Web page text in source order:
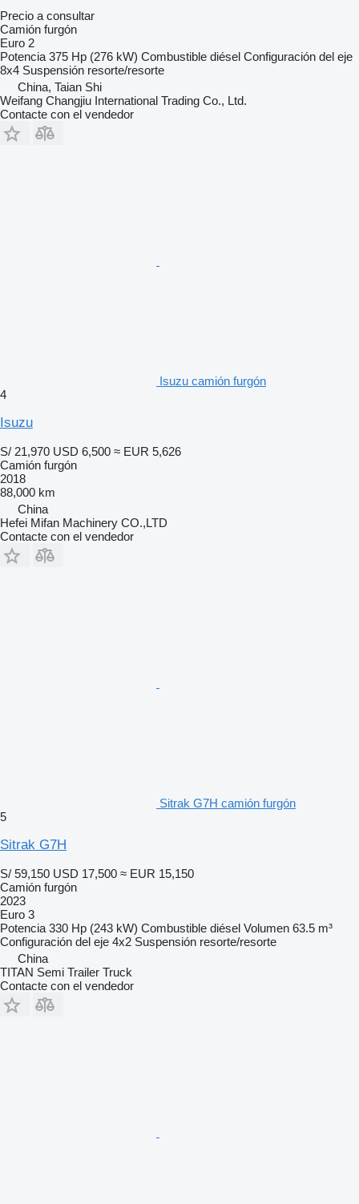
Precio a consultar
Camión furgón
Euro 2
Potencia 375 Hp (276 kW) Combustible diésel Configuración del eje
8x4 Suspensión resorte/resorte
China, Taian Shi
Weifang Changjiu International Trading Co., Ltd.
Contacte con el vendedor
Isuzu camión furgón
4
Isuzu
S/ 21,970 USD 6,500 ≈ EUR 5,626
Camión furgón
2018
88,000 km
China
Hefei Mifan Machinery CO.,LTD
Contacte con el vendedor
Sitrak G7H camión furgón
5
Sitrak G7H
S/ 59,150 USD 17,500 ≈ EUR 15,150
Camión furgón
2023
Euro 3
Potencia 330 Hp (243 kW) Combustible diésel Volumen 63.5 m³
Configuración del eje 4x2 Suspensión resorte/resorte
China
TITAN Semi Trailer Truck
Contacte con el vendedor